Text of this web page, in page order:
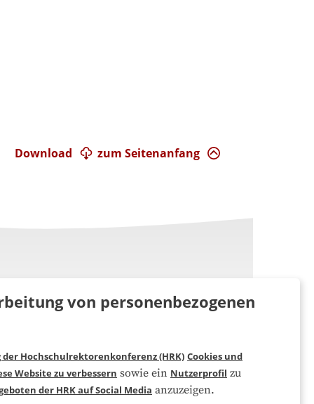
zum Seitenanfang
Download
Folgen Sie uns
von personenbezogenen
Hochschulrektorenkonferenz (HRK) Cookies und
Website zu verbessern sowie ein Nutzerprofil zu
der HRK auf Social Media anzuzeigen.